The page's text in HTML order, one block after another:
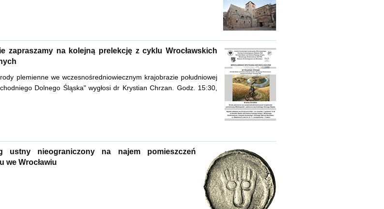
zapraszamy na kolejną prelekcję z cyklu Wrocławskich
plemienne we wczesnośredniowiecznym krajobrazie południowej
Dolnego Śląska" wygłosi dr Krystian Chrzan. Godz. 15:30,
ustny nieograniczony na najem pomieszczeń
we Wrocławiu